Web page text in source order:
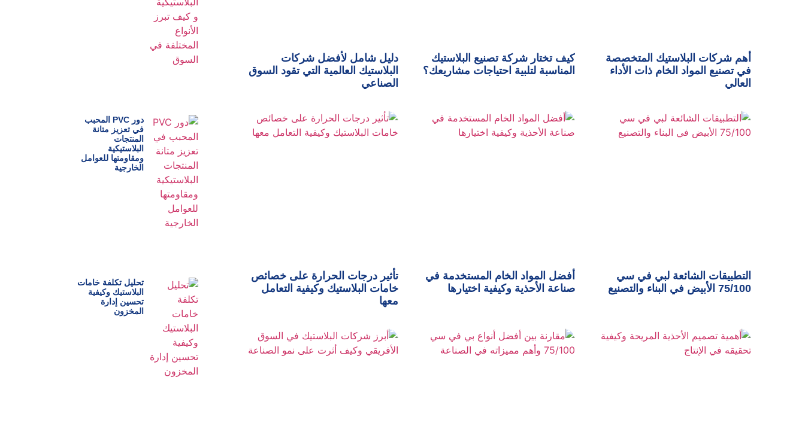
أهم شركات البلاستيك المتخصصة
في تصنيع المواد الخام ذات الأداء
العالي
كيف تختار شركة تصنيع البلاستيك
المناسبة لتلبية احتياجات مشاريعك؟
دليل شامل لأفضل شركات
البلاستيك العالمية التي تقود السوق
الصناعي
التطبيقات الشائعة لبي في سي
75/100 الأبيض في البناء والتصنيع
أفضل المواد الخام المستخدمة في
صناعة الأحذية وكيفية اختيارها
تأثير درجات الحرارة على خصائص
خامات البلاستيك وكيفية التعامل
معها
دور PVC المحبب
في تعزيز متانة
المنتجات
البلاستيكية
ومقاومتها للعوامل
الخارجية
تحليل تكلفة خامات
البلاستيك وكيفية
تحسين إدارة
المخزون